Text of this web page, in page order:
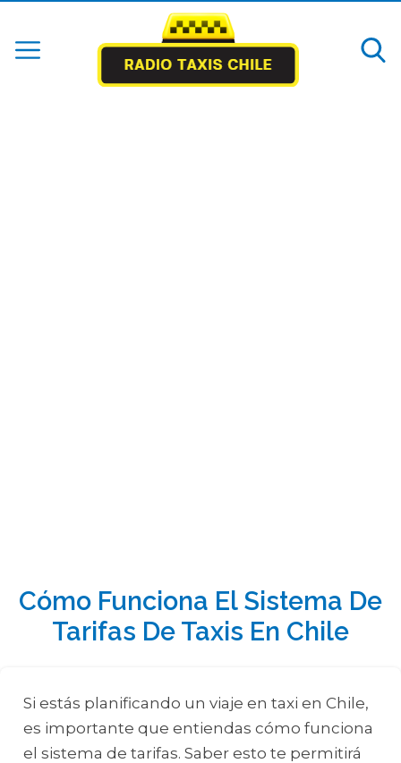
Cómo Funciona El Sistema De
Tarifas De Taxis En Chile
Si estás planificando un viaje en taxi en Chile,
es importante que entiendas cómo funciona
el sistema de tarifas. Saber esto te permitirá